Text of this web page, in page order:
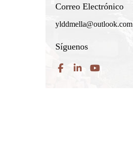
Correo Electrónico
ylddmella@outlook.com
Síguenos